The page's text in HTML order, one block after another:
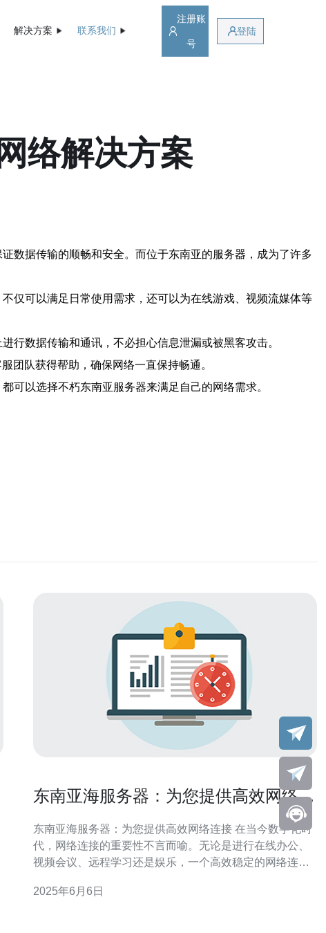
解决方案 联系我们
注册账
号
登陆
络解决方案
数据传输的顺畅和安全。而位于东南亚的服务器，成为了许多
仅可以满足日常使用需求，还可以为在线游戏、视频流媒体等
行数据传输和通讯，不必担心信息泄漏或被黑客攻击。
团队获得帮助，确保网络一直保持畅通。
可以选择不朽东南亚服务器来满足自己的网络需求。
东南亚海服务器：为您提供高效网络连
东南亚海服务器：为您提供高效网络连接 在当今数字化时
代，网络连接的重要性不言而喻。无论是进行在线办公、
视频会议、远程学习还是娱乐，一个高效稳定的网络连接
而设计。 东南亚海服务器位于东南亚地区，地理位置优
2025年6月6日